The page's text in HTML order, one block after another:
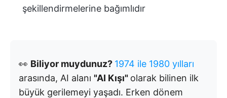
şekillendirmelerine bağımlıdır
👀 Biliyor muydunuz? 1974 ile 1980 yılları
arasında, AI alanı "AI Kışı" olarak bilinen ilk
büyük gerilemeyi yaşadı. Erken dönem